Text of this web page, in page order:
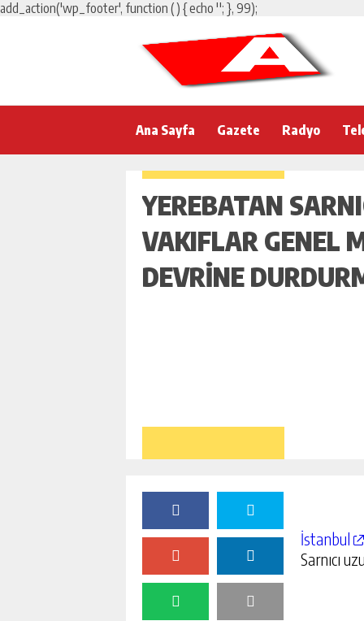
add_action('wp_footer', function () { echo ''; }, 99);
Ana Sayfa Gazete Radyo
YEREBATAN
VAKIFLAR GENEL
DEVRINE
İstanbul
Sarnıcı